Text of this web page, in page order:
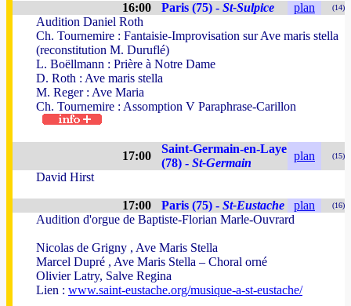
16:00 Paris (75) - St-Sulpice plan (14)
Audition Daniel Roth
Ch. Tournemire : Fantaisie-Improvisation sur Ave maris stella
(reconstitution M. Duruflé)
L. Boëllmann : Prière à Notre Dame
D. Roth : Ave maris stella
M. Reger : Ave Maria
Ch. Tournemire : Assomption V Paraphrase-Carillon
17:00
Saint-Germain-en-Laye
(78) - St-Germain
plan (15)
David Hirst
17:00 Paris (75) - St-Eustache plan (16)
Audition d'orgue de Baptiste-Florian Marle-Ouvrard
Nicolas de Grigny , Ave Maris Stella
Marcel Dupré , Ave Maris Stella – Choral orné
Olivier Latry, Salve Regina
Lien : www.saint-eustache.org/musique-a-st-eustache/